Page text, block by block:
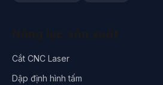
Cắt CNC Laser
Dập định hình tấm